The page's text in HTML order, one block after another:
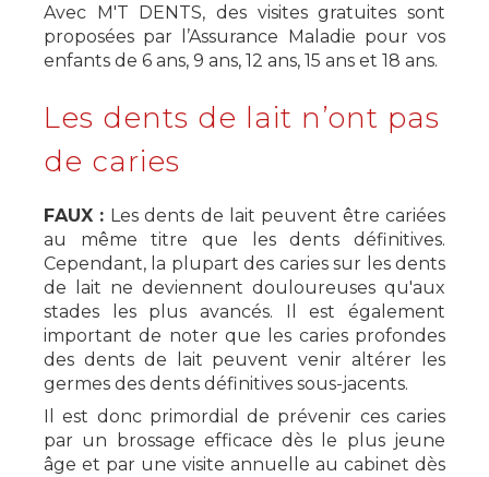
Avec M'T DENTS, des visites gratuites sont
proposées par l’Assurance Maladie pour vos
enfants de 6 ans, 9 ans, 12 ans, 15 ans et 18 ans.
Les dents de lait n’ont pas
de caries
FAUX : Les dents de lait peuvent être cariées
au même titre que les dents définitives.
Cependant, la plupart des caries sur les dents
de lait ne deviennent douloureuses qu'aux
stades les plus avancés. Il est également
important de noter que les caries profondes
des dents de lait peuvent venir altérer les
germes des dents définitives sous-jacents.
Il est donc primordial de prévenir ces caries
par un brossage efficace dès le plus jeune
âge et par une visite annuelle au cabinet dès